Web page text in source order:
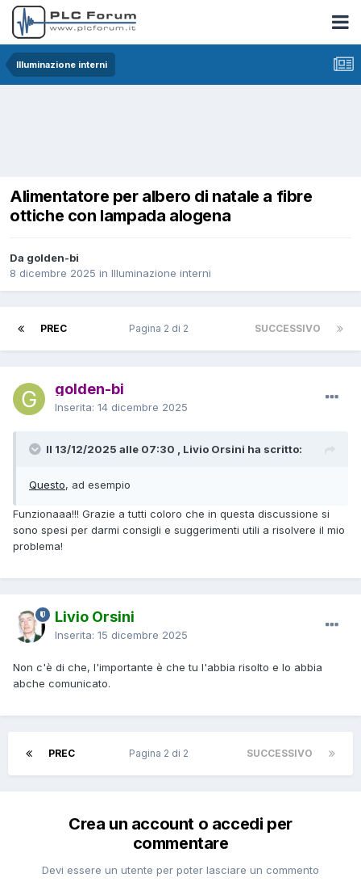
Illuminazione interni
Alimentatore per albero di natale a fibre
ottiche con lampada alogena
Da golden-bi
8 dicembre 2025 in Illuminazione interni
PREC SUCCESSIVO
Pagina 2 di 2
golden-bi
Inserita: 14 dicembre 2025
Il 13/12/2025 alle 07:30 , Livio Orsini ha scritto:
Questo, ad esempio
Funzionaaa!!! Grazie a tutti coloro che in questa discussione si
sono spesi per darmi consigli e suggerimenti utili a risolvere il mio
problema!
Livio Orsini
Inserita: 15 dicembre 2025
Non c'è di che, l'importante è che tu l'abbia risolto e lo abbia
abche comunicato.
PREC SUCCESSIVO
Pagina 2 di 2
Crea un account o accedi per
commentare
Devi essere un utente per poter lasciare un commento